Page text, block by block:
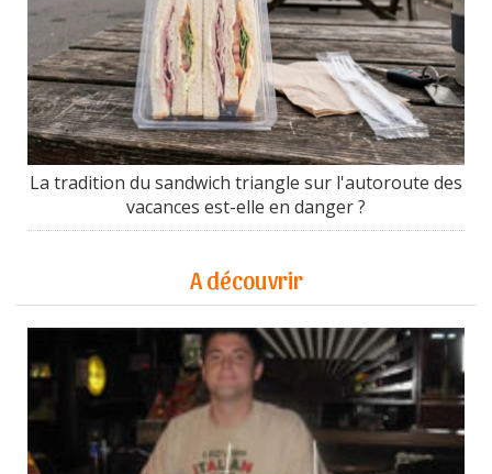
La tradition du sandwich triangle sur l'autoroute des
vacances est-elle en danger ?
A découvrir